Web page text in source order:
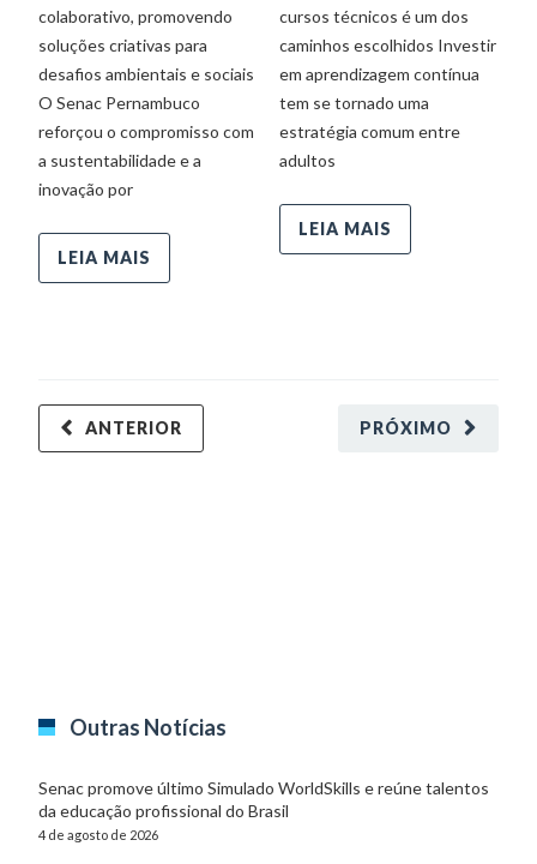
colaborativo, promovendo
soluções criativas para
desafios ambientais e sociais
O Senac Pernambuco
reforçou o compromisso com
a sustentabilidade e a
inovação por
LEIA MAIS
cursos técnicos é um dos
caminhos escolhidos Investir
em aprendizagem contínua
tem se tornado uma
estratégia comum entre
adultos
LEIA MAIS
PRÓXIMO
ANTERIOR
Outras Notícias
Senac promove último Simulado WorldSkills e reúne talentos
da educação profissional do Brasil
4 de agosto de 2026